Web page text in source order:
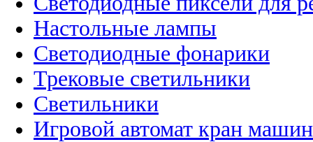
Настольные лампы
Светодиодные фонарики
Трековые светильники
Светильники
Игровой автомат кран